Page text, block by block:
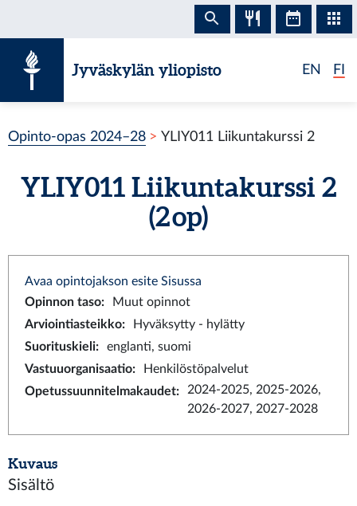
Jyväskylän yliopisto EN FI
Opinto-opas 2024–28 YLIY011 Liikuntakurssi 2
YLIY011 Liikuntakurssi 2
(2 op)
Avaa opintojakson esite Sisussa
Opinnon taso:
Muut opinnot
Arviointiasteikko:
Hyväksytty - hylätty
Suorituskieli:
englanti, suomi
Vastuuorganisaatio:
Henkilöstöpalvelut
Opetussuunnitelmakaudet:
2024-2025, 2025-2026,
2026-2027, 2027-2028
Kuvaus
Sisältö